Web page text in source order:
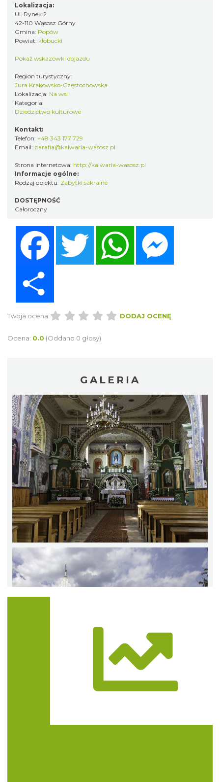
Lokalizacja:
Ul. Rynek 2
42-110 Wąsosz Górny
Gmina: Popów
Powiat: kłobucki
Pokaż wskazówki dojazdu
Region turystyczny:
Jura Krakowsko-Częstochowska
Lokalizacja: Na wsi
Kategoria:
Dziedzictwo kulturowe
Kontakt:
Telefon: +48 343 177 729
Email: parafia@kalwaria-wasosz.pl
Strona internetowa: http://kalwaria-wasosz.pl
Informacje ogólne:
Rodzaj obiektu: Zabytki sakralne
DOSTĘPNOŚĆ
Całoroczny
Twitter WhatsApp
Twoja ocena: DODAJ OCENĘ
Ocena: 0.0 (Oddano 0 głosy)
GALERIA
Trasa